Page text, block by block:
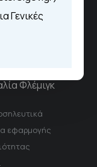
Γενικές
"MyHealth
Φλέμιγκ
εφαρμογής